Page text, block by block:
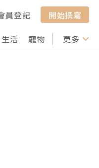
員登記
開始撰寫
生活 寵物 行山 打卡
更多